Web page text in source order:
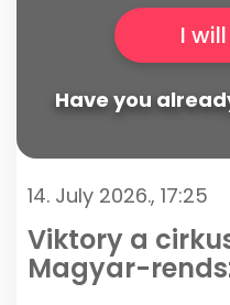
I
Have you
14. July 2026., 17:25
Viktory a
Magyar-